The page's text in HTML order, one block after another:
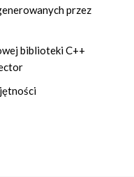
przez
biblioteki C++